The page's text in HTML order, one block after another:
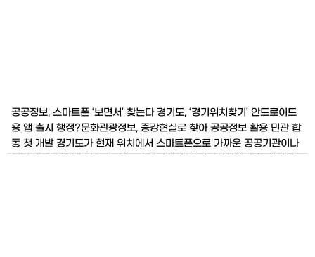
공공정보, 스마트폰 ‘보면서’ 찾는다 경기도, ‘경기위치찾기’ 안드로이드
용 앱 출시 행정?문화관광정보, 증강현실로 찾아 공공정보 활용 민관 합
동 첫 개발 경기도가 현재 위치에서 스마트폰으로 가까운 공공기관이나